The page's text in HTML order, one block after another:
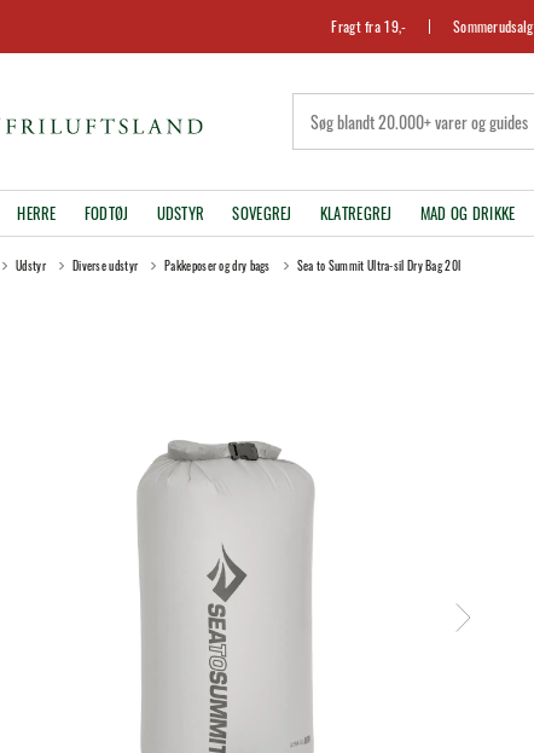
Fragt fra 19,- Sommerudsalg
HERRE FODTØJ UDSTYR SOVEGREJ KLATREGREJ MAD OG DRIKKE
Udstyr Diverse udstyr Pakkeposer og dry bags Sea to Summit Ultra-sil Dry Bag 20l